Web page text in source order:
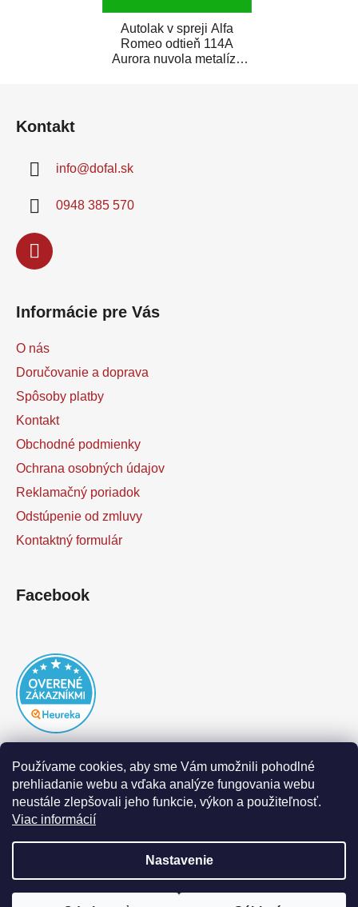
Používame cookies, aby sme Vám umožnili pohodlné
prehliadanie webu a vďaka analýze fungovania webu
neustále zlepšovali jeho funkcie, výkon a použiteľnosť.
Viac informácií
Nastavenie
Autolak v spreji Alfa
Romeo odtieň 114A
Aurora nuvola metalíza
Kontakt
info@dofal.sk
0948 385 570
Informácie pre Vás
O nás
Doručovanie a doprava
Spôsoby platby
Kontakt
Obchodné podmienky
Ochrana osobných údajov
Reklamačný poriadok
Odstúpenie od zmluvy
Kontaktný formulár
Facebook
|Realizoval Appgrade